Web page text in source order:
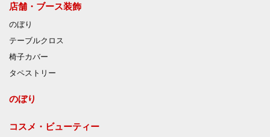
店舗・ブース装飾
のぼり
テーブルクロス
椅子カバー
タペストリー
のぼり
コスメ・ビューティー